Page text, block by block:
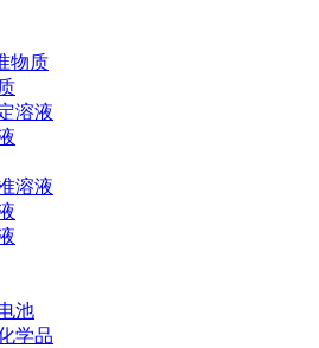
物质
溶液
溶液
池
学品